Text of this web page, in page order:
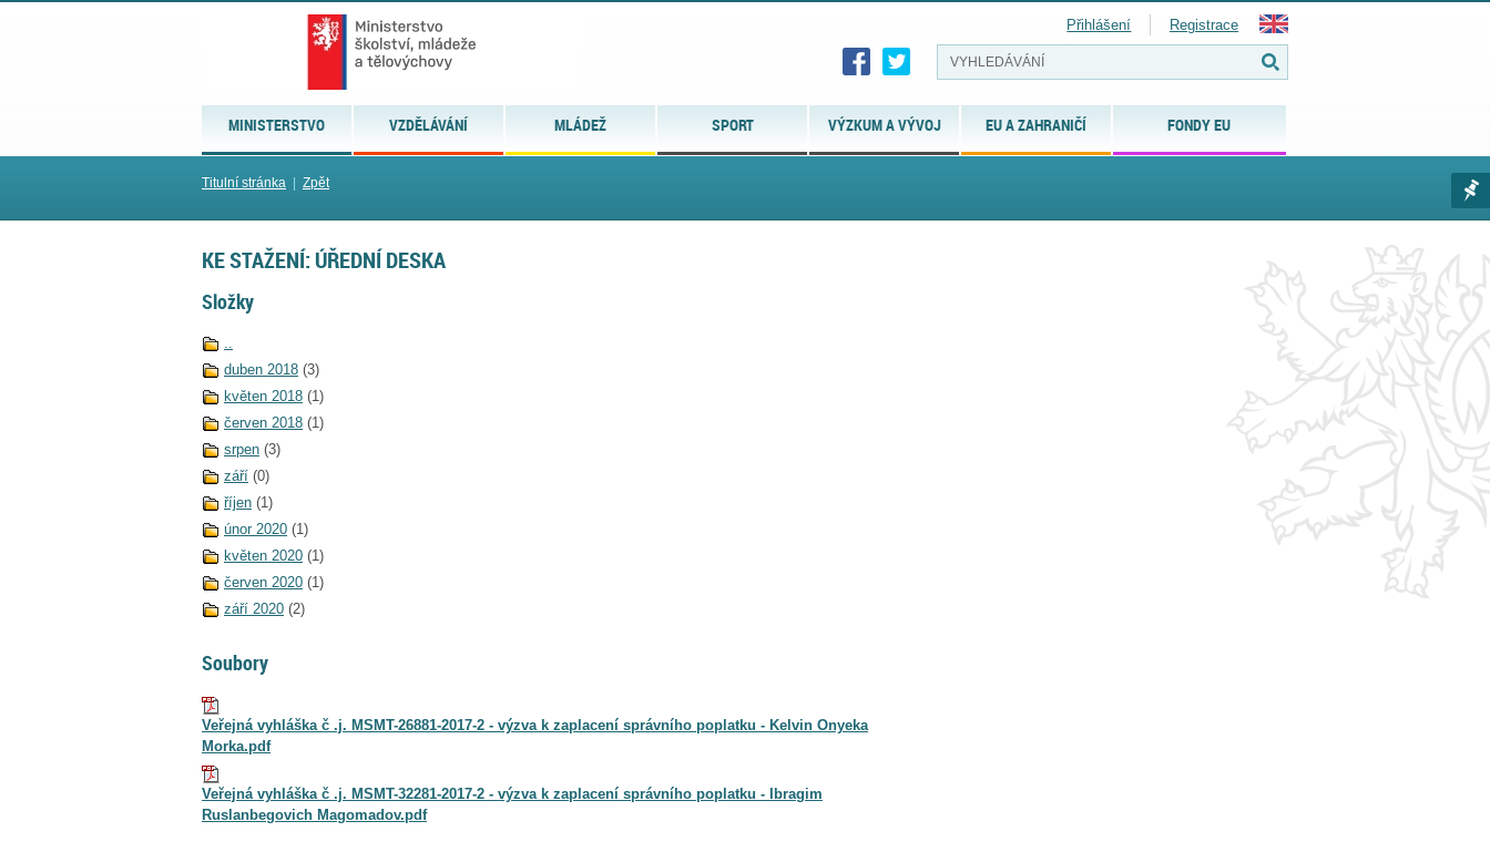
MINISTERSTVO VZDĚLÁVÁNÍ MLÁDEŽ SPORT VÝZKUM A VÝVOJ EU A ZAHRANIČÍ FONDY EU
Přihlášení Registrace
Titulní stránka Zpět
KE STAŽENÍ: ÚŘEDNÍ DESKA
Složky
..
duben 2018 (3)
květen 2018 (1)
červen 2018 (1)
srpen (3)
září (0)
říjen (1)
únor 2020 (1)
květen 2020 (1)
červen 2020 (1)
září 2020 (2)
Soubory
Veřejná vyhláška č .j. MSMT-26881-2017-2 - výzva k zaplacení správního poplatku - Kelvin Onyeka
Morka.pdf
Veřejná vyhláška č .j. MSMT-32281-2017-2 - výzva k zaplacení správního poplatku - Ibragim
Ruslanbegovich Magomadov.pdf